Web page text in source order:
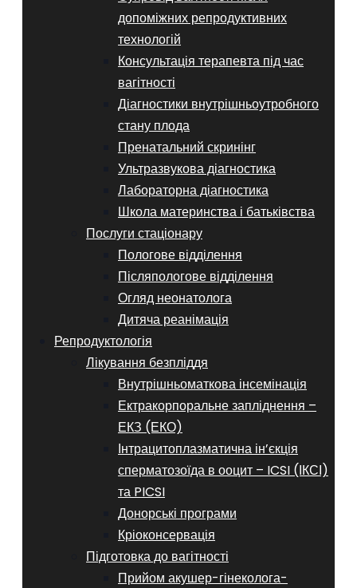
допоміжних репродуктивних
технологій
Консультація терапевта під час
вагітності
Діагностики внутрішньоутробного
стану плода
Пренатальний скринінг
Ультразвукова діагностика
Лабораторна діагностика
Школа материнства і батьківства
Послуги стаціонару
Пологове відділення
Післяпологове відділення
Огляд неонатолога
Дитяча реанімація
Репродуктологія
Лікування безпліддя
Внутрішньоматкова інсемінація
Ектракорпоральне запліднення –
ЕКЗ (ЕКО)
Інтрацитоплазматична ін’єкція
сперматозоїда в ооцит – ICSI (ІКСІ)
та PICSI
Донорські програми
Кріоконсервація
Підготовка до вагітності
Прийом акушер-гінеколога-